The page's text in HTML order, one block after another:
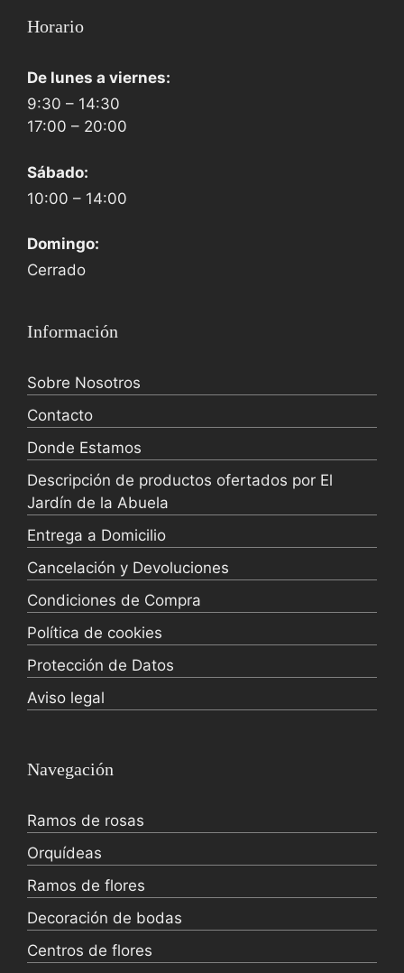
Horario
De lunes a viernes:
9:30 – 14:30
17:00 – 20:00
Sábado:
10:00 – 14:00
Domingo:
Cerrado
Información
Sobre Nosotros
Contacto
Donde Estamos
Descripción de productos ofertados por El
Jardín de la Abuela
Entrega a Domicilio
Cancelación y Devoluciones
Condiciones de Compra
Política de cookies
Protección de Datos
Aviso legal
Navegación
Ramos de rosas
Orquídeas
Ramos de flores
Decoración de bodas
Centros de flores